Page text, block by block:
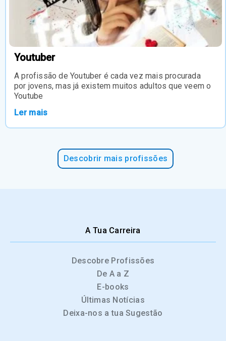
Youtuber
A profissão de Youtuber é cada vez mais procurada
por jovens, mas já existem muitos adultos que veem o
Youtube
Ler mais
Descobrir mais profissões
A Tua Carreira
Descobre Profissões
De A a Z
E-books
Últimas Notícias
Deixa-nos a tua Sugestão